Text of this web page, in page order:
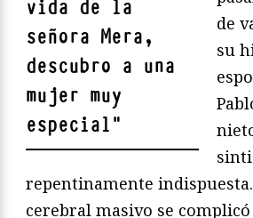
vida de la
señora Mera,
descubro a una
mujer muy
especial"
de
su
repentinamente
cerebral masivo se